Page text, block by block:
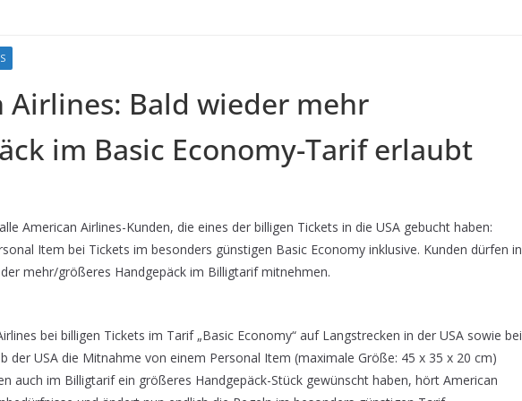
Airlines: Bald wieder mehr
im Basic Economy-Tarif erlaubt
American Airlines-Kunden, die eines der billigen Tickets in die USA gebucht haben:
Item bei Tickets im besonders günstigen Basic Economy inklusive. Kunden dürfen in
mehr/größeres Handgepäck im Billigtarif mitnehmen.
bei billigen Tickets im Tarif „Basic Economy“ auf Langstrecken in der USA sowie bei
der USA die Mitnahme von einem Personal Item (maximale Größe: 45 x 35 x 20 cm)
auch im Billigtarif ein größeres Handgepäck-Stück gewünscht haben, hört American